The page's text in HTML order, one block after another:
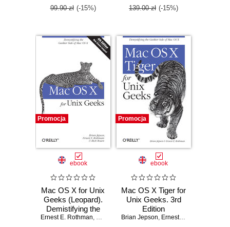
99.90 zł (-15%) 139.00 zł (-15%)
Promocja
ebook
Mac OS X for Unix
Geeks (Leopard).
Demistifying the
Geekier Side of
Ernest E. Rothman, Brian Jepson, Rich Rosen
Promocja
ebook
Mac OS X Tiger for
Unix Geeks. 3rd
Edition
Brian Jepson, Ernest E. Rothman